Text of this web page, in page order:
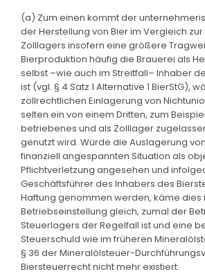
(a) Zum einen kommt der
der Herstellung von Bier im Vergleich
Zolllagers insofern eine größere
Bierproduktion häufig die Brauerei als
selbst –wie auch im Streitfall– Inhaber
ist (vgl. § 4 Satz 1 Alternative 1 BierStG),
zollrechtlichen Einlagerung von
selten ein von einem Dritten, zum
betriebenes und als Zolllager
genutzt wird. Würde die Auslagerung
finanziell angespannten Situation als
Pflichtverletzung angesehen und
Geschäftsführer des Inhabers des
Haftung genommen werden, käme dies
Betriebseinstellung gleich, zumal der
Steuerlagers der Regelfall ist und eine
Steuerschuld wie im früheren
§ 36 der Mineralölsteuer-
Biersteuerrecht nicht mehr existiert.